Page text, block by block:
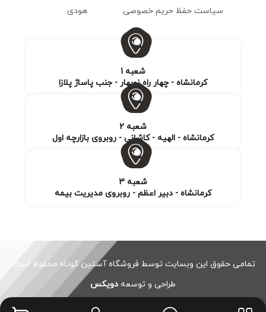
سیاست حفظ حریم خصوصی
هودی
شعبه 1
کرمانشاه - چهار راه نوبهار - جنب پاساژ پلازا
شعبه 2
کرمانشاه - الهیه - کاشانی - روبروی بازارچه اول
شعبه 3
کرمانشاه - دبیر اعظم - روبروی مدیریت بیمه
تمامی حقوق این وبسایت توسط فروشگاه آستین کوتاه محفوظ است.
طراحی و توسعه دویکس